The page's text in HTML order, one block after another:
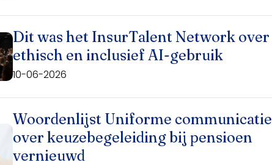
Dit was het InsurTalent Network over
ethisch en inclusief AI-gebruik
10-06-2026
Woordenlijst Uniforme communicatie
over keuzebegeleiding bij pensioen
vernieuwd